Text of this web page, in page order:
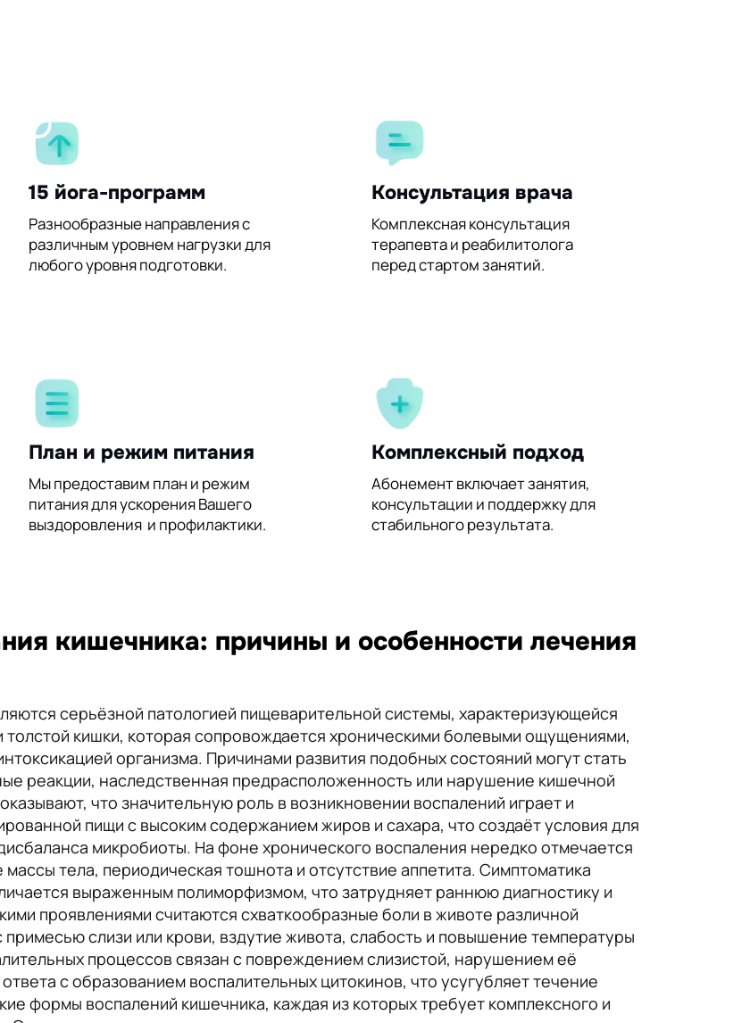
15 йога-программ
Разнообразные направления с
различным уровнем нагрузки для
любого уровня подготовки.
Консультация врача
Комплексная консультация
терапевта и реабилитолога
перед стартом занятий.
План и режим питания
Мы предоставим план и режим
питания для ускорения Вашего
выздоровления и профилактики.
Комплексный подход
Абонемент включает занятия,
консультации и поддержку для
стабильного результата.
кишечника: причины и особенности лечения
серьёзной патологией пищеварительной системы, характеризующейся
кишки, которая сопровождается хроническими болевыми ощущениями,
организма. Причинами развития подобных состояний могут стать
реакции, наследственная предрасположенность или нарушение кишечной
что значительную роль в возникновении воспалений играет и
пищи с высоким содержанием жиров и сахара, что создаёт условия для
микробиоты. На фоне хронического воспаления нередко отмечается
тела, периодическая тошнота и отсутствие аппетита. Симптоматика
выраженным полиморфизмом, что затрудняет раннюю диагностику и
проявлениями считаются схваткообразные боли в животе различной
слизи или крови, вздутие живота, слабость и повышение температуры
процессов связан с повреждением слизистой, нарушением её
с образованием воспалительных цитокинов, что усугубляет течение
формы воспалений кишечника, каждая из которых требует комплексного и